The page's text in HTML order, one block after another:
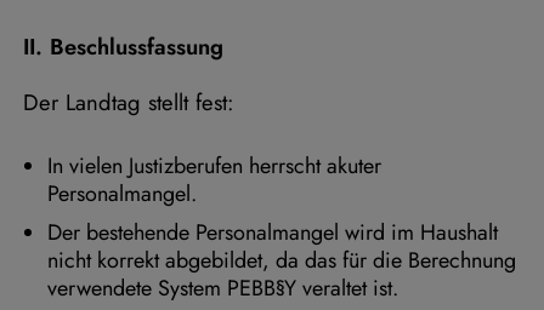
II. Beschlussfassung
Der Landtag stellt fest:
In vielen Justizberufen herrscht akuter
Personalmangel.
Der bestehende Personalmangel wird im Haushalt
nicht korrekt abgebildet, da das für die Berechnung
verwendete System PEBB§Y veraltet ist.